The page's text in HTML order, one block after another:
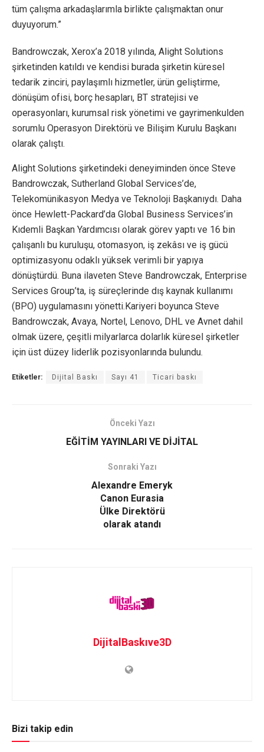
tüm çalışma arkadaşlarımla birlikte çalışmaktan onur
duyuyorum.”
Bandrowczak, Xerox’a 2018 yılında, Alight Solutions
şirketinden katıldı ve kendisi burada şirketin küresel
tedarik zinciri, paylaşımlı hizmetler, ürün geliştirme,
dönüşüm ofisi, borç hesapları, BT stratejisi ve
operasyonları, kurumsal risk yönetimi ve gayrimenkulden
sorumlu Operasyon Direktörü ve Bilişim Kurulu Başkanı
olarak çalıştı.
Alight Solutions şirketindeki deneyiminden önce Steve
Bandrowczak, Sutherland Global Services’de,
Telekomünikasyon Medya ve Teknoloji Başkanıydı. Daha
önce Hewlett-Packard’da Global Business Services’in
Kıdemli Başkan Yardımcısı olarak görev yaptı ve 16 bin
çalışanlı bu kuruluşu, otomasyon, iş zekâsı ve iş gücü
optimizasyonu odaklı yüksek verimli bir yapıya
dönüştürdü. Buna ilaveten Steve Bandrowczak, Enterprise
Services Group’ta, iş süreçlerinde dış kaynak kullanımı
(BPO) uygulamasını yönetti.Kariyeri boyunca Steve
Bandrowczak, Avaya, Nortel, Lenovo, DHL ve Avnet dahil
olmak üzere, çeşitli milyarlarca dolarlık küresel şirketler
için üst düzey liderlik pozisyonlarında bulundu.
Etiketler: Dijital Baskı Sayı 41 Ticari baskı
Önceki Yazı
EĞİTİM YAYINLARI VE DİJİTAL
Sonraki Yazı
Alexandre Emeryk
Canon Eurasia
Ülke Direktörü
olarak atandı
DijitalBaskıve3D
Bizi takip edin